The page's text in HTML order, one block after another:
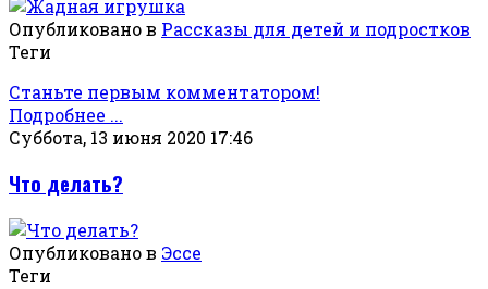
Опубликовано в Рассказы для детей и подростков
Теги
Станьте первым комментатором!
Подробнее ...
Суббота, 13 июня 2020 17:46
Что делать?
Опубликовано в Эссе
Теги